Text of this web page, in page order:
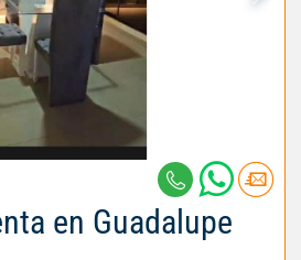
en Guadalupe